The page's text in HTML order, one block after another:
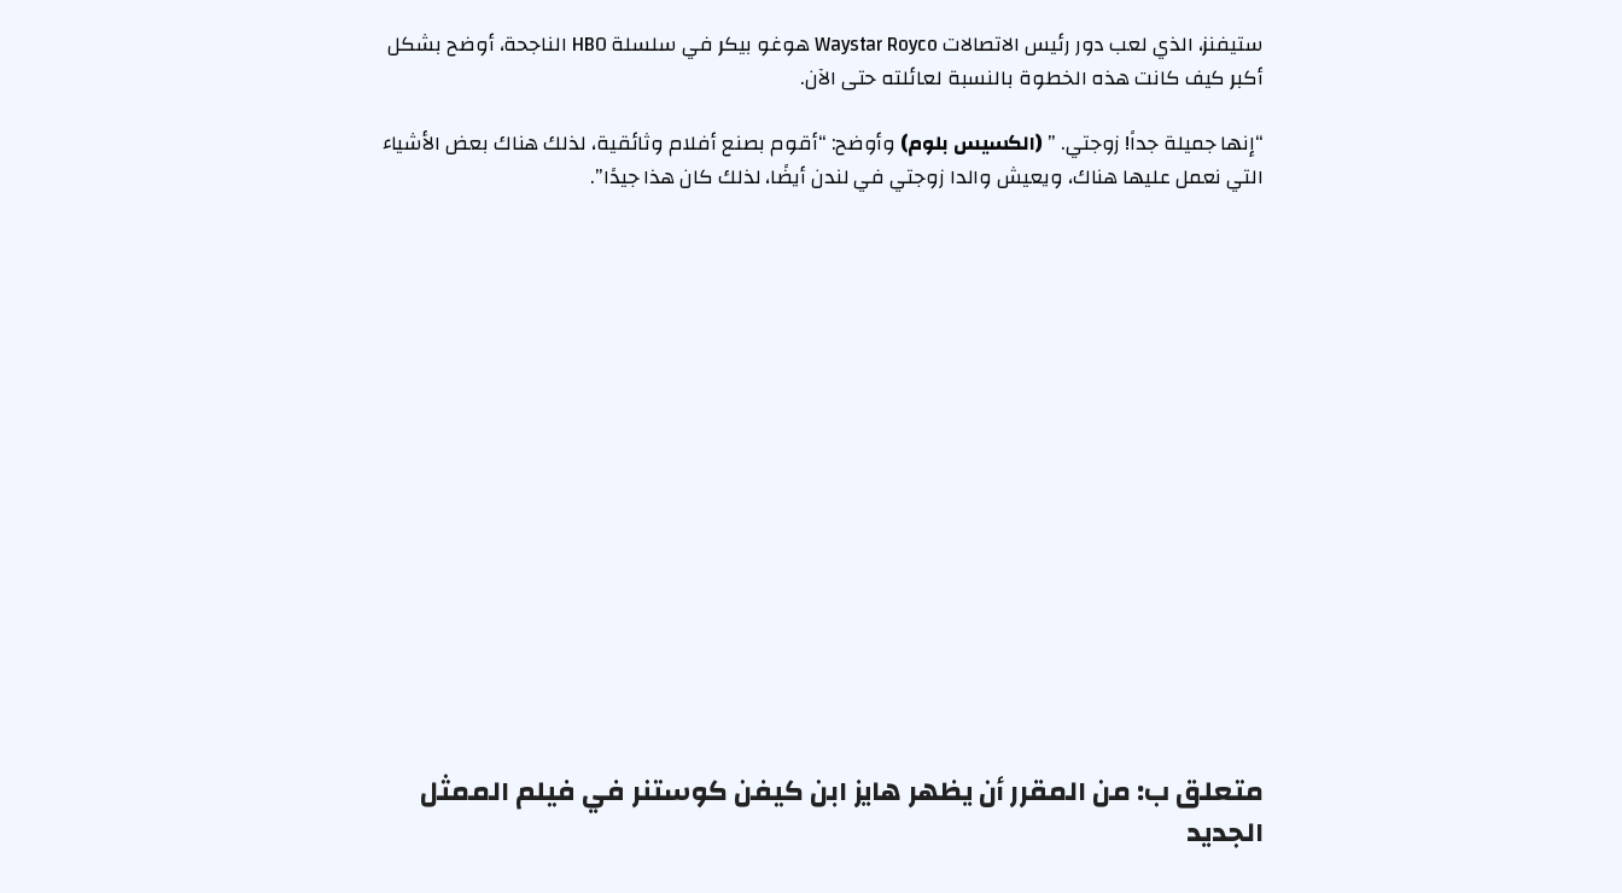
ستيفنز، الذي لعب دور رئيس الاتصالات Waystar Royco هوغو بيكر في سلسلة HBO الناجحة، أوضح بشكل
أكبر كيف كانت هذه الخطوة بالنسبة لعائلته حتى الآن.
“إنها جميلة جداً! زوجتي. ”(الكسيس بلوم) وأوضح: “أقوم بصنع أفلام وثائقية، لذلك هناك بعض الأشياء
التي نعمل عليها هناك، ويعيش والدا زوجتي في لندن أيضًا، لذلك كان هذا جيدًا”.
متعلق ب:من المقرر أن يظهر هايز ابن كيفن كوستنر في فيلم الممثل
الجديد